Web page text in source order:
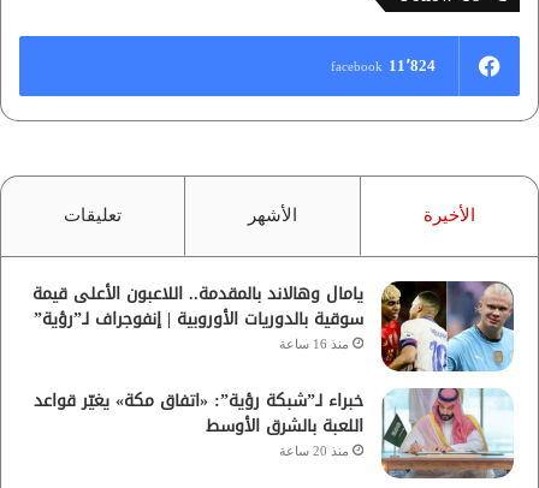
11٬824 facebook
الأخيرة الأشهر تعليقات
يامال وهالاند بالمقدمة.. اللاعبون الأعلى قيمة
سوقية بالدوريات الأوروبية | إنفوجراف لـ”رؤية”
منذ 16 ساعة
خبراء لـ”شبكة رؤية”: «اتفاق مكة» يغيّر قواعد
اللعبة بالشرق الأوسط
منذ 20 ساعة